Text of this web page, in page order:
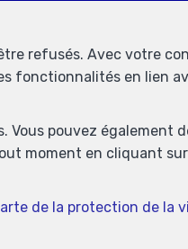
refusés. Avec votre
en lien
pouvez également
moment en cliquant
de la protection de la
Mail 77—1050 Bruxelles
de contrôle: Institut
au code déontologique